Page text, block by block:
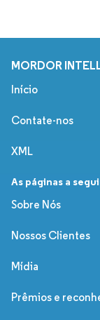
MORDOR
Início
Contate-nos
XML
As páginas a
Sobre Nós
Nossos Clientes
Mídia
Prêmios e